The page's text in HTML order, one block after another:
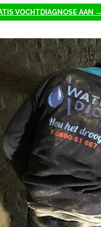
VOCHTDIAGNOSE AAN →